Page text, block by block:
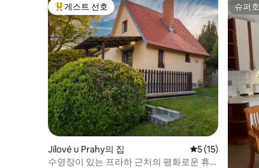
상위 게스트 선호
게스트 선호
Jílové u Prahy의 집 평점 5점(5점 만점
5 (15)
수영장이 있는 프라하 근처의 평화로운 휴
슈퍼
슈퍼